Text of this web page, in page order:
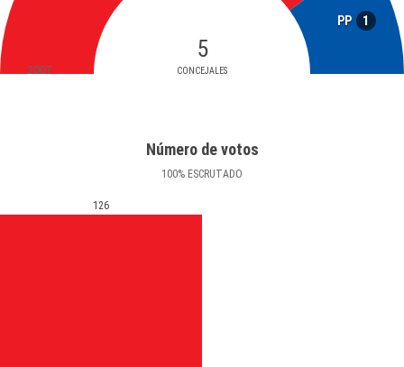
PP 1
5
CONCEJALES
2007
Número de votos
100% ESCRUTADO
126